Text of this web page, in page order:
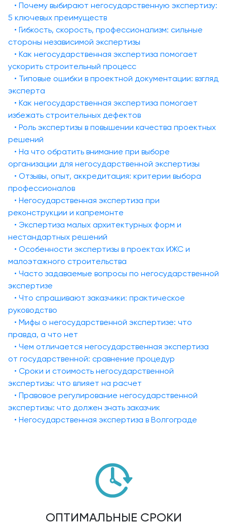
• Почему выбирают негосударственную экспертизу:
5 ключевых преимуществ
• Гибкость, скорость, профессионализм: сильные
стороны независимой экспертизы
• Как негосударственная экспертиза помогает
ускорить строительный процесс
• Типовые ошибки в проектной документации: взгляд
эксперта
• Как негосударственная экспертиза помогает
избежать строительных дефектов
• Роль экспертизы в повышении качества проектных
решений
• На что обратить внимание при выборе
организации для негосударственной экспертизы
• Отзывы, опыт, аккредитация: критерии выбора
профессионалов
• Негосударственная экспертиза при
реконструкции и капремонте
• Экспертиза малых архитектурных форм и
нестандартных решений
• Особенности экспертизы в проектах ИЖС и
малоэтажного строительства
• Часто задаваемые вопросы по негосударственной
экспертизе
• Что спрашивают заказчики: практическое
руководство
• Мифы о негосударственной экспертизе: что
правда, а что нет
• Чем отличается негосударственная экспертиза
от государственной: сравнение процедур
• Сроки и стоимость негосударственной
экспертизы: что влияет на расчет
• Правовое регулирование негосударственной
экспертизы: что должен знать заказчик
• Негосударственная экспертиза в Волгограде
ОПТИМАЛЬНЫЕ СРОКИ